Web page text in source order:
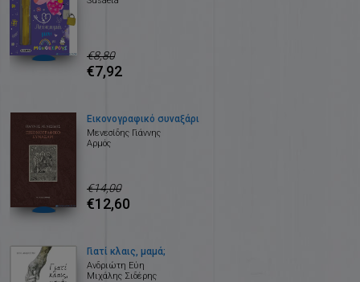
€8,80
€7,92
Εικονογραφικό συναξάρι
Μενεσίδης Γιάννης
Αρμός
€14,00
€12,60
Γιατί κλαις, μαμά;
Ανδριώτη Εύη
Μιχάλης Σιδέρης